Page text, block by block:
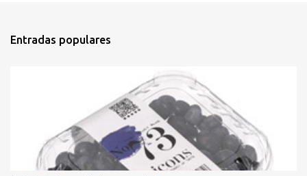
Entradas populares